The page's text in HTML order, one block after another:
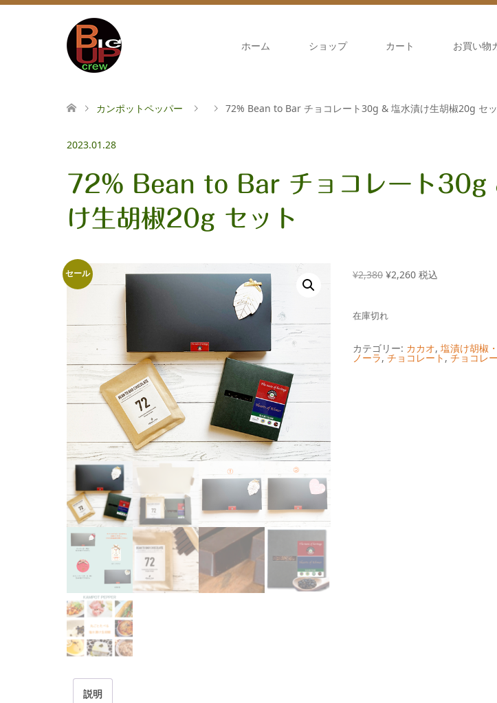
ホーム ショップ カート お買い物
カンポットペッパー 72% Bean to Bar チョコレート30g & 塩水漬け生胡椒20g セ
2023.01.28
72% Bean to Bar チョコレート30g
け生胡椒20g セット
セール ¥2,380 元
価
格
は
¥2,260現
価
格
税込
在庫切れ
カテゴリー: カカオ, 塩漬け胡椒
ノーラ,チョコレート,チョコレ
説明